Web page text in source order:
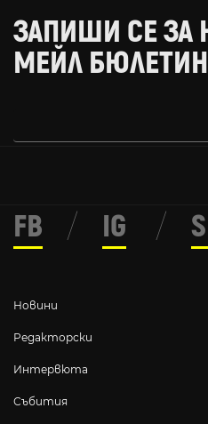
ЗАПИШИ СЕ ЗА
МЕЙЛ БЮЛЕТИН
Новини
Редакторски
Интервюта
Събития
FB / IG /